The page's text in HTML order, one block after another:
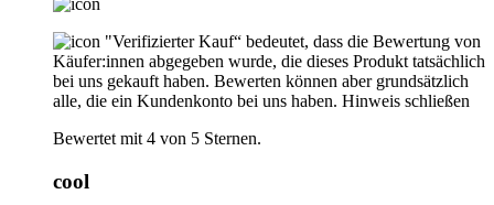
"Verifizierter Kauf“ bedeutet, dass die Bewertung von
Käufer:innen abgegeben wurde, die dieses Produkt tatsächlich
bei uns gekauft haben. Bewerten können aber grundsätzlich
alle, die ein Kundenkonto bei uns haben. Hinweis schließen
Bewertet mit 4 von 5 Sternen.
cool